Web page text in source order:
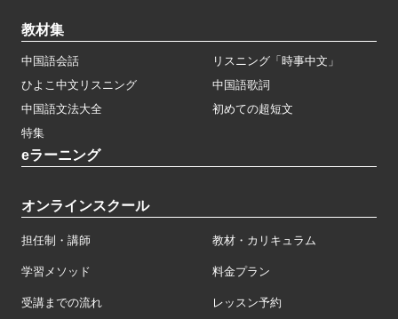
教材集
中国語会話
リスニング「時事中文」
ひよこ中文リスニング
中国語歌詞
中国語文法大全
初めての超短文
特集
eラーニング
オンラインスクール
担任制・講師 教材・カリキュラム
学習メソッド 料金プラン
受講までの流れ レッスン予約